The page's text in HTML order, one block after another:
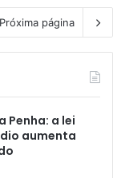
Próxima página
Penha: a lei
aumenta